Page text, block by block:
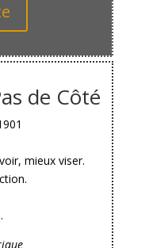
de Côté
mieux viser.